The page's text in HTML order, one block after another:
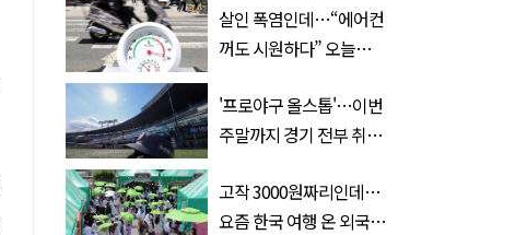
‘거장’
살인 폭염인데…“에어컨
꺼도 시원하다” 오늘
'프로야구 올스톱'…이번
주말까지 경기 전부 취소,
고작 3000원짜리인데…
요즘 한국 여행 온 외국인